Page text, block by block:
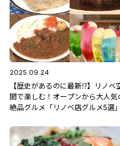
2025.09.24
【歴史があるのに最新⁉】リノベ
間で楽しむ！オープンから大人気
絶品グルメ「リノベ店グルメ5選」